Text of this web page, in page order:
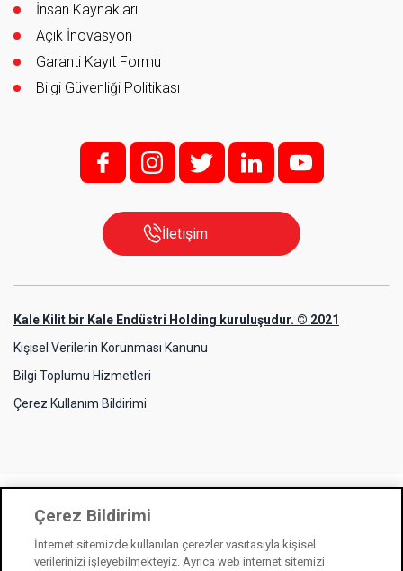
İnsan Kaynakları
Açık İnovasyon
Garanti Kayıt Formu
Bilgi Güvenliği Politikası
f; i; t l y
İletişim
Kale Kilit bir Kale Endüstri Holding kuruluşudur. © 2021
Kişisel Verilerin Korunması Kanunu
Bilgi Toplumu Hizmetleri
Çerez Kullanım Bildirimi
Çerez Bildirimi
İnternet sitemizde kullanılan çerezler vasıtasıyla kişisel
verilerinizi işleyebilmekteyiz. Ayrıca web internet sitemizi